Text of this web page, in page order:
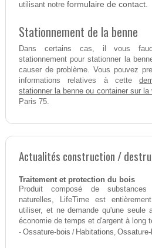
utilisant notre formulaire de contact.
Stationnement de la benne
Dans certains cas, il vous
stationnement pour stationner la
causer de problème. Vous pouvez
informations relatives à cette
stationner la benne ou container sur la
Paris 75.
Actualités construction /
Traitement et protection du bois
Produit composé de
naturelles, LifeTime est
utiliser, et ne demande qu'une seule
économie de temps et d'argent à long
- Ossature-bois / Habitations, Ossature-